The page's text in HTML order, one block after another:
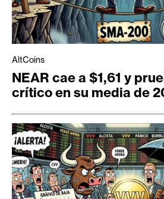
AltCoins
NEAR cae a $1,61 y
crítico en su media de